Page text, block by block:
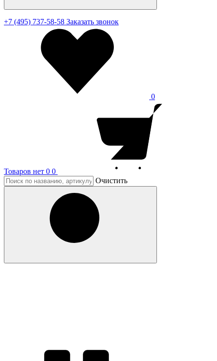
+7 (495) 737-58-58 Заказать звонок
0
Товаров нет 0 0
Очистить